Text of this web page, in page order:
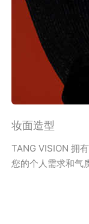
妆面造型
TANG VISION 拥
您的个人需求和气